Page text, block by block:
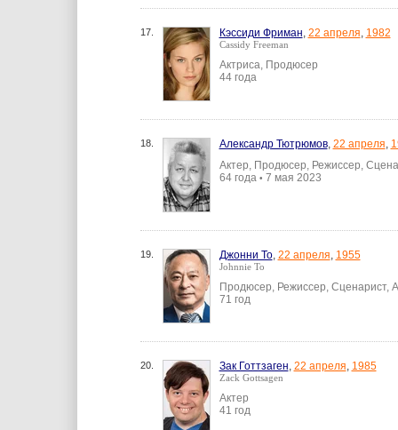
17. Кэссиди Фриман, 22 апреля, 1982
Cassidy Freeman
Актриса, Продюсер
44 года
18. Александр Тютрюмов, 22 апреля,
Актер, Продюсер, Режиссер,
64 года • 7 мая 2023
19. Джонни То, 22 апреля, 1955
Johnnie To
Продюсер, Режиссер, Сценарист,
71 год
20. Зак Готтзаген, 22 апреля, 1985
Zack Gottsagen
Актер
41 год